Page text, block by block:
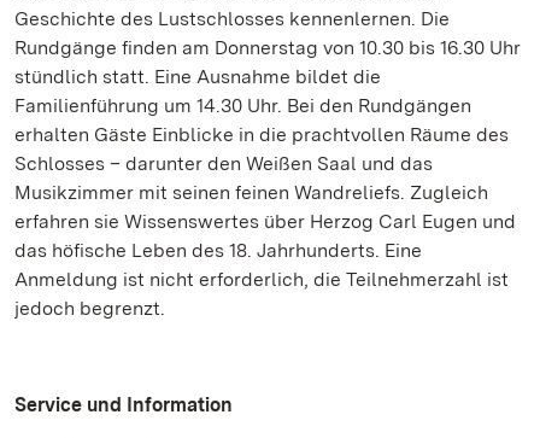
Geschichte des Lustschlosses kennenlernen. Die
Rundgänge finden am Donnerstag von 10.30 bis 16.30 Uhr
stündlich statt. Eine Ausnahme bildet die
Familienführung um 14.30 Uhr. Bei den Rundgängen
erhalten Gäste Einblicke in die prachtvollen Räume des
Schlosses – darunter den Weißen Saal und das
Musikzimmer mit seinen feinen Wandreliefs. Zugleich
erfahren sie Wissenswertes über Herzog Carl Eugen und
das höfische Leben des 18. Jahrhunderts. Eine
Anmeldung ist nicht erforderlich, die Teilnehmerzahl ist
jedoch begrenzt.
Service und Information